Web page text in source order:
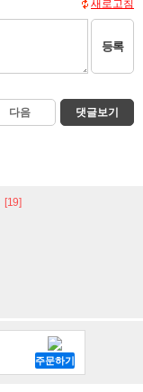
새로고침
등록
다음 댓글보기
[19]